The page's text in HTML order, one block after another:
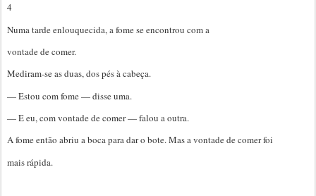
4
Numa tarde enlouquecida, a fome se encontrou com a
vontade de comer.
Mediram-se as duas, dos pés à cabeça.
— Estou com fome — disse uma.
— E eu, com vontade de comer — falou a outra.
A fome então abriu a boca para dar o bote. Mas a vontade de comer foi
mais rápida.